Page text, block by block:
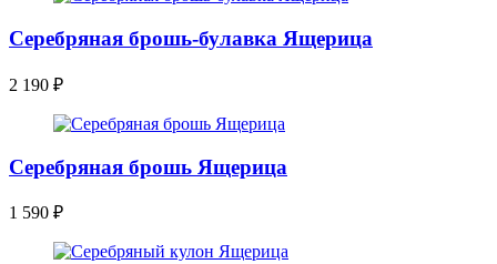
Серебряная брошь-булавка Ящерица
2 190 ₽
Серебряная брошь Ящерица
1 590 ₽